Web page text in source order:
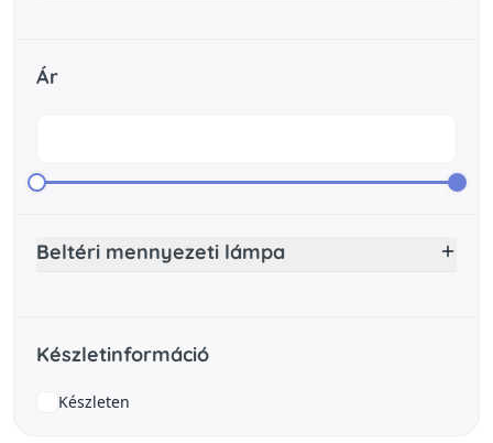
Ár
Beltéri mennyezeti lámpa
Készletinformáció
Készleten